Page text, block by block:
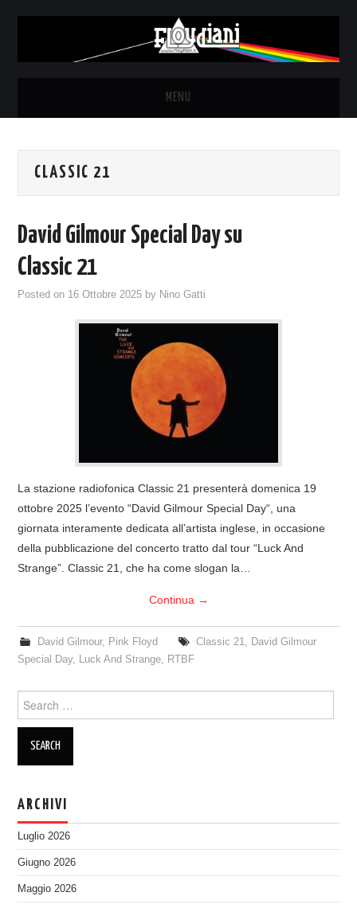
MENU
NEWS
SYD BARRETT – ALLE SOGLIE
DELL’ALBA
DISCOGRAFIA
LINKS
CONTATTI
POLICY/COOKIES
CLASSIC 21
David Gilmour Special Day su
Classic 21
Posted on 16 Ottobre 2025 by Nino Gatti
La stazione radiofonica Classic 21 presenterà domenica 19
ottobre 2025 l’evento “David Gilmour Special Day“, una
giornata interamente dedicata all’artista inglese, in occasione
della pubblicazione del concerto tratto dal tour “Luck And
Strange”. Classic 21, che ha come slogan la…
Continua →
David Gilmour, Pink Floyd Classic 21, David Gilmour
Special Day, Luck And Strange, RTBF
for:
ARCHIVI
Luglio 2026
Giugno 2026
Maggio 2026